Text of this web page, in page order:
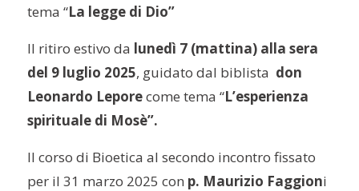
tema “La legge di Dio”
Il ritiro estivo da lunedì 7 (mattina) alla sera
del 9 luglio 2025, guidato dal biblista don
Leonardo Leporecome tema “L’esperienza
spirituale di Mosè”.
Il corso di Bioetica al secondo incontro fissato
per il 31 marzo 2025 con p. Maurizio Faggioni